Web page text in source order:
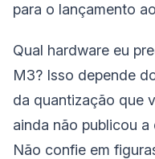
para o lançamento
Qual hardware eu
M3? Isso depende
da quantização que
ainda não publicou
Não confie em